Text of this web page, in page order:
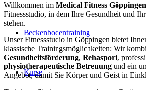
Beckenbodentraining
Kurse
Willkommen im Medical Fitness Göppingen
Fitnessstudio, in dem Ihre Gesundheit und
stehen.
Unser Fitnessstudio in Göppingen bietet
klassische Trainingsmöglichkeiten: Wir
Gesundheitsförderung, Rehasport,
physiotherapeutische Betreuung und ein
Angebot, damit Sie Körper und Geist in